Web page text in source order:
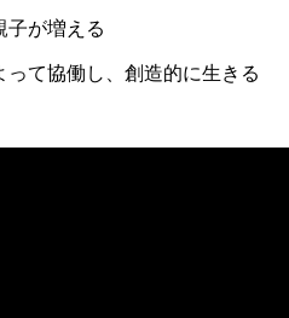
子が増える
って協働し、創造的に生きる